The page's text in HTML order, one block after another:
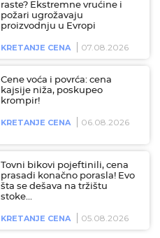
raste? Ekstremne vrućine i
požari ugrožavaju
proizvodnju u Evropi
KRETANJE CENA 07.08.2026
Cene voća i povrća: cena
kajsije niža, poskupeo
krompir!
KRETANJE CENA 06.08.2026
Tovni bikovi pojeftinili, cena
prasadi konačno porasla! Evo
šta se dešava na tržištu
stoke…
KRETANJE CENA 05.08.2026